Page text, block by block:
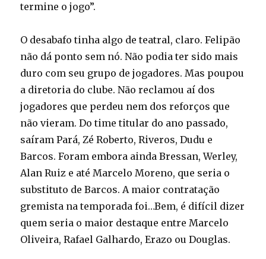
termine o jogo”.
O desabafo tinha algo de teatral, claro. Felipão
não dá ponto sem nó. Não podia ter sido mais
duro com seu grupo de jogadores. Mas poupou
a diretoria do clube. Não reclamou aí dos
jogadores que perdeu nem dos reforços que
não vieram. Do time titular do ano passado,
saíram Pará, Zé Roberto, Riveros, Dudu e
Barcos. Foram embora ainda Bressan, Werley,
Alan Ruiz e até Marcelo Moreno, que seria o
substituto de Barcos. A maior contratação
gremista na temporada foi…Bem, é difícil dizer
quem seria o maior destaque entre Marcelo
Oliveira, Rafael Galhardo, Erazo ou Douglas.